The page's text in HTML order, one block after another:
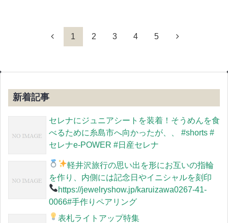
1 2 3 4 5
新着記事
セレナにジュニアシートを装着！そうめんを食
べるために糸島市へ向かったが、、 #shorts #
セレナe-POWER #日産セレナ
軽井沢旅行の思い出を形にお互いの指輪
を作り、内側には記念日やイニシャルを刻印
https://jewelryshow.jp/karuizawa0267-41-
0066#手作りペアリング
表札ライトアップ特集